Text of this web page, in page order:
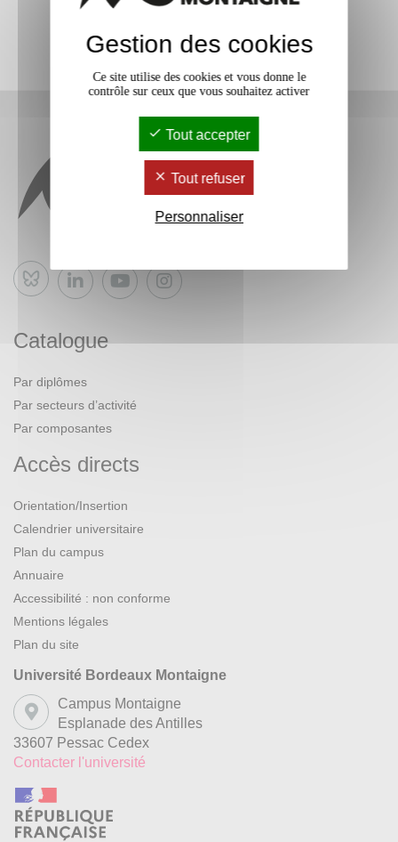
Bluesky
Catalogue
Par diplômes
Par secteurs d’activité
Par composantes
Accès directs
Orientation/Insertion
Calendrier universitaire
Plan du campus
Annuaire
Accessibilité : non conforme
Mentions légales
Plan du site
Université Bordeaux Montaigne
Campus Montaigne
Esplanade des Antilles
33607 Pessac Cedex
Contacter l'université
Gestion des cookies
Ce site utilise des cookies et vous donne le
contrôle sur ceux que vous souhaitez activer
Tout accepter
Tout refuser
Personnaliser